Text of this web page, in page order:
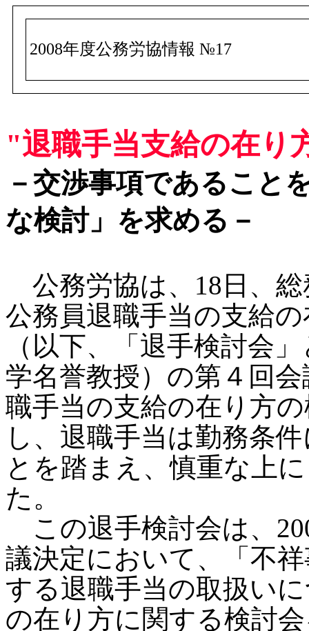
2008年度公務労協情報 №17
"退職手当支給の在り
－交渉事項であること
な検討」を求める－
公務労協は、18日、
公務員退職手当の支給
（以下、「退手検討会
学名誉教授）の第４回
職手当の支給の在り方
し、退職手当は勤務条
とを踏まえ、慎重な上
た。
この退手検討会は、
議決定において、「不
する退職手当の取扱い
の在り方に関する検討